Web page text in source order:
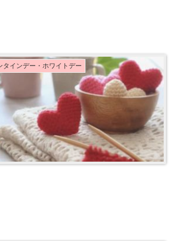
タインデー・ホワイトデー